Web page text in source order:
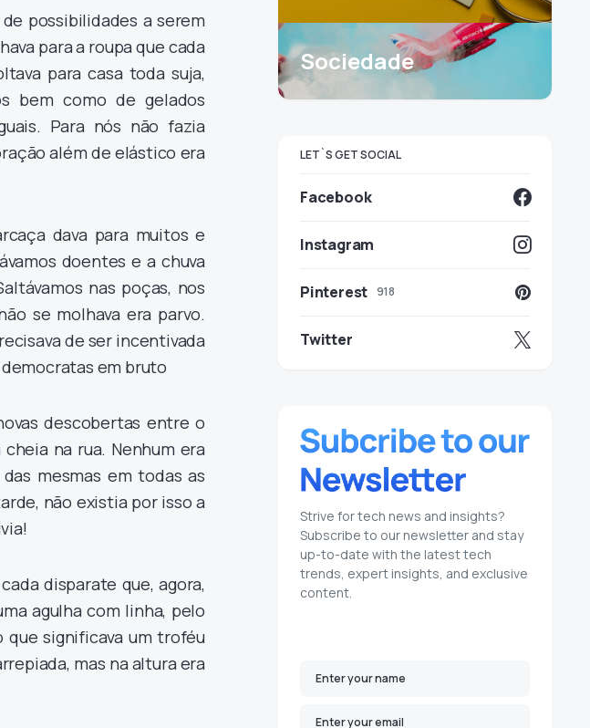
possibilidades a serem
para a roupa que cada
para casa toda suja,
bem como de gelados
Para nós não fazia
além de elástico era
dava para muitos e
doentes e a chuva
nas poças, nos
se molhava era parvo.
de ser incentivada
em bruto
descobertas entre o
na rua. Nenhum era
mesmas em todas as
não existia por isso a
disparate que, agora,
agulha com linha, pelo
que significava um troféu
mas na altura era
Sociedade
LET`S GET SOCIAL
Facebook
Instagram
Pinterest 918
Twitter
Strive for tech news and insights?
Subscribe to our newsletter and stay
up-to-date with the latest tech
trends, expert insights, and exclusive
content.